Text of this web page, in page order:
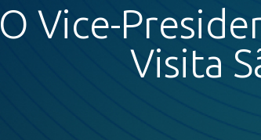
O Vice-
Visita